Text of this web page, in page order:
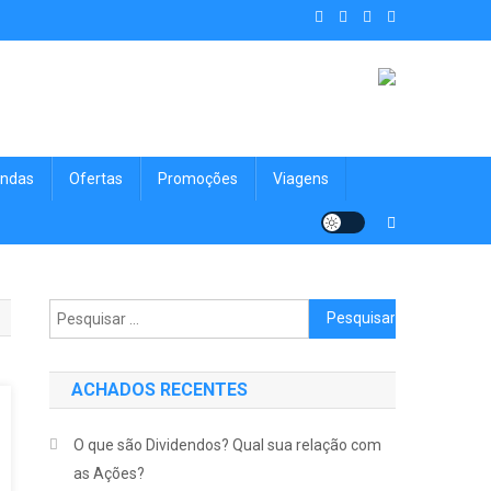
Ofertas Promoções Viagens
Pesquisar por:
ACHADOS RECENTES
O que são Dividendos? Qual sua relação com
as Ações?